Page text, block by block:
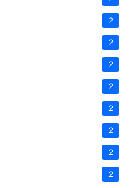
2
2
2
2
2
2
2
2